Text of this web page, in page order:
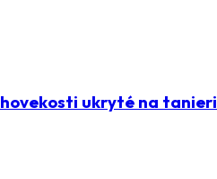
ukryté na tanieri